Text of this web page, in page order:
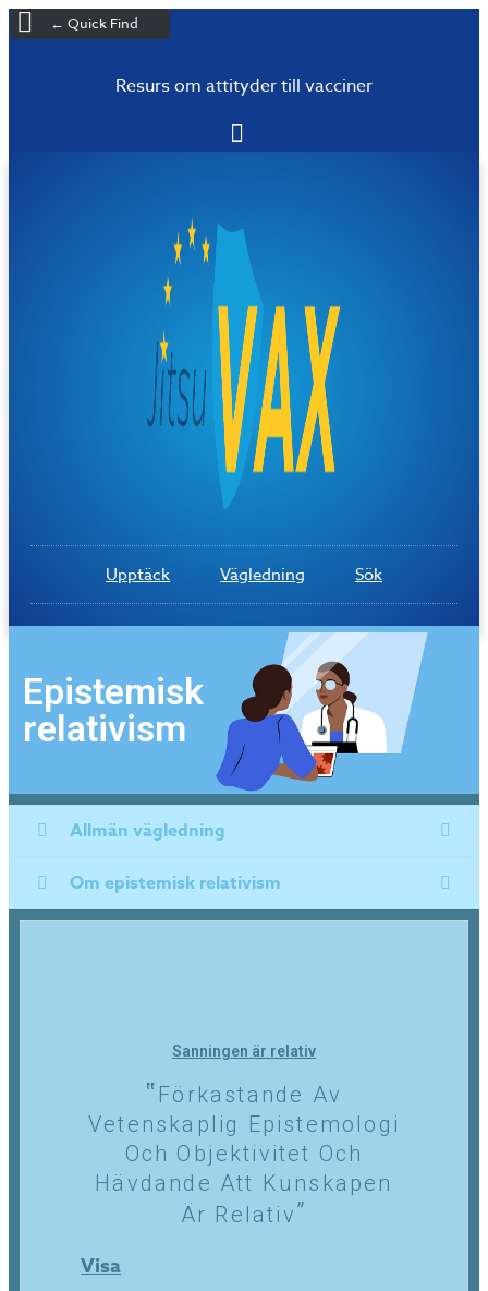
← Quick Find
Resurs om attityder till vacciner
Upptäck Vägledning Sök
Epistemisk
relativism
Allmän vägledning
Om epistemisk relativism
Sanningen är relativ
Förkastande Av
Vetenskaplig Epistemologi
Och Objektivitet Och
Hävdande Att Kunskapen
Är Relativ
Visa